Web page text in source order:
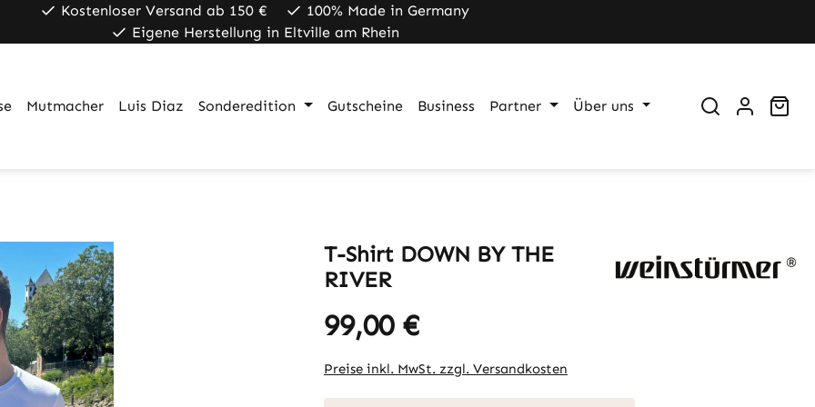
Kostenloser Versand ab 150 €
100% Made in Germany
Eigene Herstellung in Eltville am Rhein
Mutmacher Luis Diaz Sonderedition Gutscheine Business Partner Über uns
T-Shirt DOWN BY THE
RIVER
Regulärer Preis:
99,00 €
Preise inkl. MwSt. zzgl. Versandkosten